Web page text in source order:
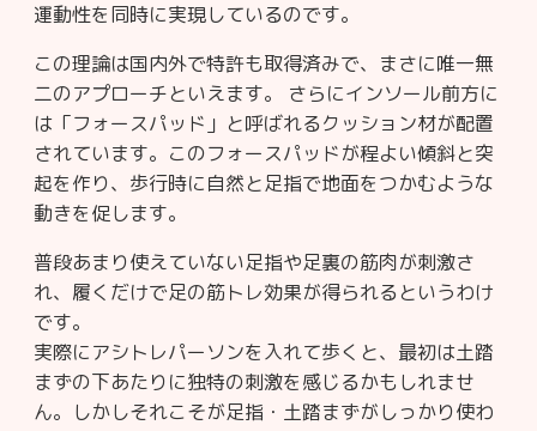
運動性を同時に実現しているのです。
この理論は国内外で特許も取得済みで、まさに唯一無
二のアプローチといえます。 さらにインソール前方に
は「フォースパッド」と呼ばれるクッション材が配置
されています。このフォースパッドが程よい傾斜と突
起を作り、歩行時に自然と足指で地面をつかむような
動きを促します。
普段あまり使えていない足指や足裏の筋肉が刺激さ
れ、履くだけで足の筋トレ効果が得られるというわけ
です。
実際にアシトレパーソンを入れて歩くと、最初は土踏
まずの下あたりに独特の刺激を感じるかもしれませ
ん。しかしそれこそが足指・土踏まずがしっかり使わ